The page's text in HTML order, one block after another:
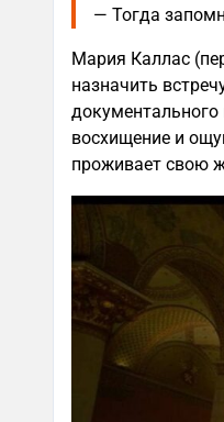
— Тогда
Мария Каллас
назначить
документального
восхищение и
проживает свою